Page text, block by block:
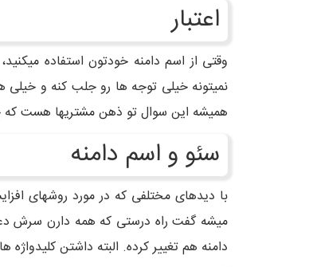
اعتبار
نمیتونه خیلی توجه ها رو جلب کنه و خیلی
همیشه این سوال تو ذهن مشتریها هست که
سئو و اسم دامنه
با دیدهای مختلفی که در مورد روشهای
میشه گفت راه درستی که همه دارن سرش
دامنه هم تغییر کرده. البته داشتن